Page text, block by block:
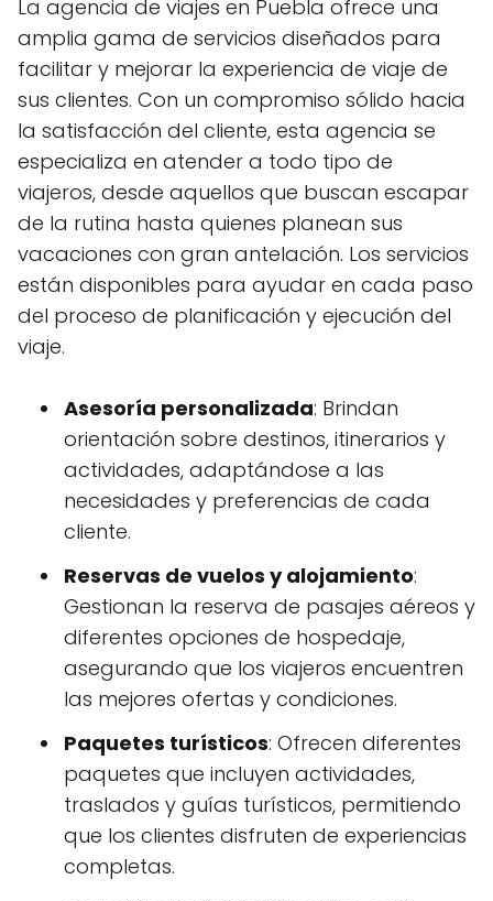
La agencia de viajes en Puebla ofrece una
amplia gama de servicios diseñados para
facilitar y mejorar la experiencia de viaje de
sus clientes. Con un compromiso sólido hacia
la satisfacción del cliente, esta agencia se
especializa en atender a todo tipo de
viajeros, desde aquellos que buscan escapar
de la rutina hasta quienes planean sus
vacaciones con gran antelación. Los servicios
están disponibles para ayudar en cada paso
del proceso de planificación y ejecución del
viaje.
Asesoría personalizada: Brindan
orientación sobre destinos, itinerarios y
actividades, adaptándose a las
necesidades y preferencias de cada
cliente.
Reservas de vuelos y alojamiento:
Gestionan la reserva de pasajes aéreos y
diferentes opciones de hospedaje,
asegurando que los viajeros encuentren
las mejores ofertas y condiciones.
Paquetes turísticos: Ofrecen diferentes
paquetes que incluyen actividades,
traslados y guías turísticos, permitiendo
que los clientes disfruten de experiencias
completas.